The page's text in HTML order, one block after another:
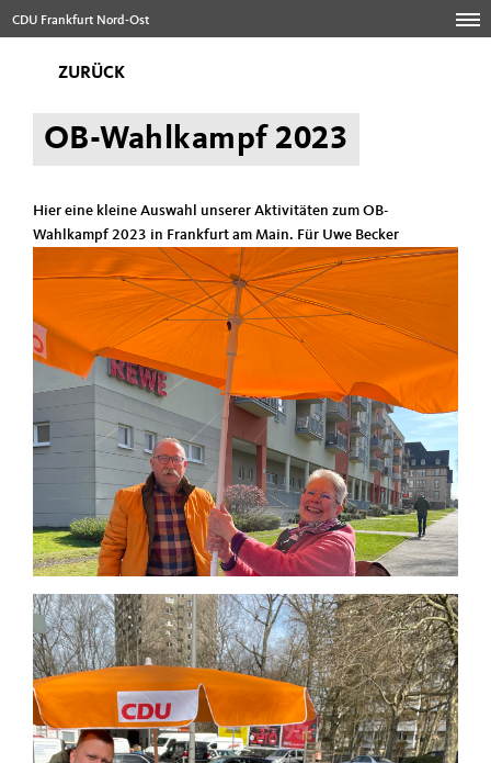
CDU Frankfurt Nord-Ost
ZURÜCK
OB-Wahlkampf 2023
Hier eine kleine Auswahl unserer Aktivitäten zum OB-
Wahlkampf 2023 in Frankfurt am Main. Für Uwe Becker